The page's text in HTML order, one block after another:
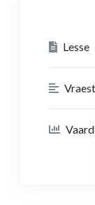
Lesse